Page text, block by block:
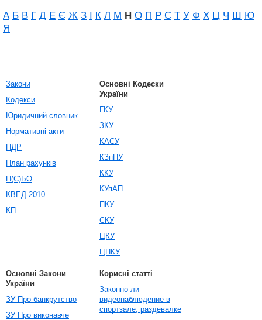
А Б В Г Д Е Є Ж З І К Л М Н О П Р С Т У Ф Х Ц Ч Ш Ю
Я
Закони
Кодекси
Юридичний словник
Нормативні акти
ПДР
План рахунків
П(С)БО
КВЕД-2010
КП
Основні Кодески
України
ГКУ
ЗКУ
КАСУ
КЗпПУ
ККУ
КУпАП
ПКУ
СКУ
ЦКУ
ЦПКУ
Основні Закони
України
ЗУ Про банкрутство
ЗУ Про виконавче
Корисні статті
Законно ли
видеонаблюдение в
спортзале, раздевалке